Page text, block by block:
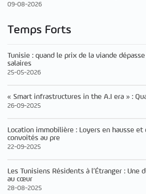
09-08-2026
Temps Forts
Tunisie : quand le prix de la viande
salaires
25-05-2026
« Smart infrastructures in the A.I era » :
26-09-2025
Location immobilière : Loyers en hausse
convoités au pre
22-09-2025
Les Tunisiens Résidents à l’Étranger : Une
au cœur
28-08-2025